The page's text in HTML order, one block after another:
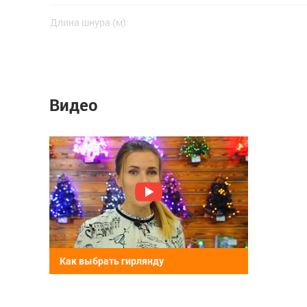
Длина шнура (м)
Цвет нити гирлянды
Тип питания
Видео
Как выбрать гирлянду